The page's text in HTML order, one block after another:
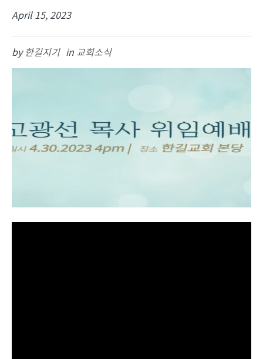
April 15, 2023
by 한길지기 in 교회소식